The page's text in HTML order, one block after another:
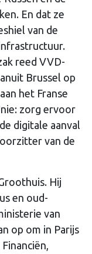
En dat ze
van de
reed VVD-
Brussel op
het Franse
zorg ervoor
digitale aanval
van de
Hij
en oud-
van
op om in Parijs